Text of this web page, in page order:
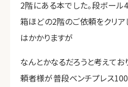
2階にある本でした。段ボール
箱ほどの2階のご依頼をクリア
はかかりますが
なんとかなるだろうと考えてお
頼者様が普段ベンチプレス